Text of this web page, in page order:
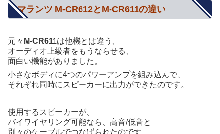
マランツ M-CR612とM-CR611の違い
元々 M-CR611は他機とは違う、
オーディオ上級者をもうならせる、
面白い機能がありました。
小さなボディに4つのパワーアンプを組み込んで、
それぞれ同時にスピーカーに出力ができたのです。
使用するスピーカーが、
バイワイヤリング可能なら、高音/低音と
別々のケーブルでつなげられたのです。